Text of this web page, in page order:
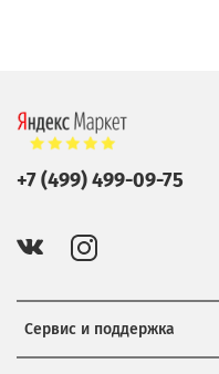
Сервис и поддержка
+7 (499) 499-09-75